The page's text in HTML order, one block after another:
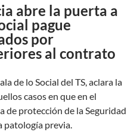
abre la puerta a
pague
por
al contrato
de lo Social del TS, aclara la
casos en que en el
de protección de la Seguridad
patología previa.